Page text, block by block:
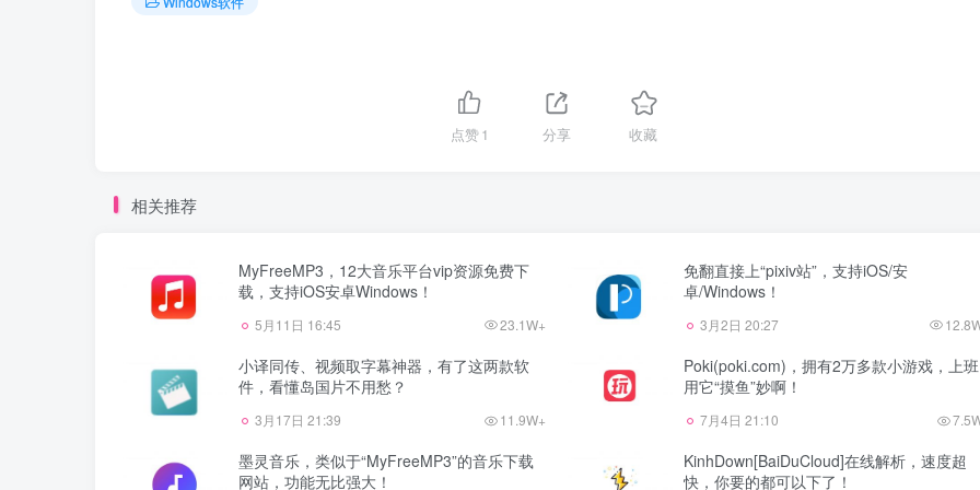
点赞1 分享 收藏
相关推荐
MyFreeMP3，12大音乐平台vip资源免费下
载，支持iOS安卓Windows！
5月11日 16:45 23.1W+
免翻直接上“pixiv站”，支持iOS/安
卓/Windows！
3月2日 20:27
小译同传、视频取字幕神器，有了这两款软
件，看懂岛国片不用愁？
3月17日 21:39 11.9W+
Poki(poki.com)，拥有2万多款小游戏，上班
用它“摸鱼”妙啊！
7月4日 21:10
墨灵音乐，类似于“MyFreeMP3”的音乐下载
网站，功能无比强大！
KinhDown[BaiDuCloud]在线解析，速度超
快，你要的都可以下了！